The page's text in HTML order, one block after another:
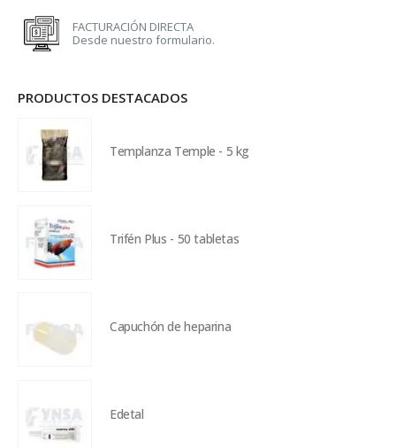
FACTURACIÓN DIRECTA
Desde nuestro formulario.
PRODUCTOS DESTACADOS
Templanza Temple - 5 kg
Trifén Plus - 50 tabletas
Capuchón de heparina
Edetal